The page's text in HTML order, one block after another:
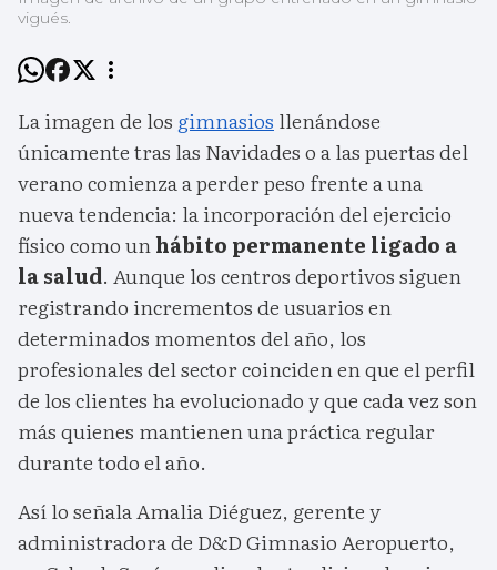
vigués.
La imagen de los gimnasios llenándose
únicamente tras las Navidades o a las puertas del
verano comienza a perder peso frente a una
nueva tendencia: la incorporación del ejercicio
físico como unhábito permanente ligado a
la salud. Aunque los centros deportivos siguen
registrando incrementos de usuarios en
determinados momentos del año, los
profesionales del sector coinciden en que el perfil
de los clientes ha evolucionado y que cada vez son
más quienes mantienen una práctica regular
durante todo el año.
Así lo señala Amalia Diéguez, gerente y
administradora de D&D Gimnasio Aeropuerto,